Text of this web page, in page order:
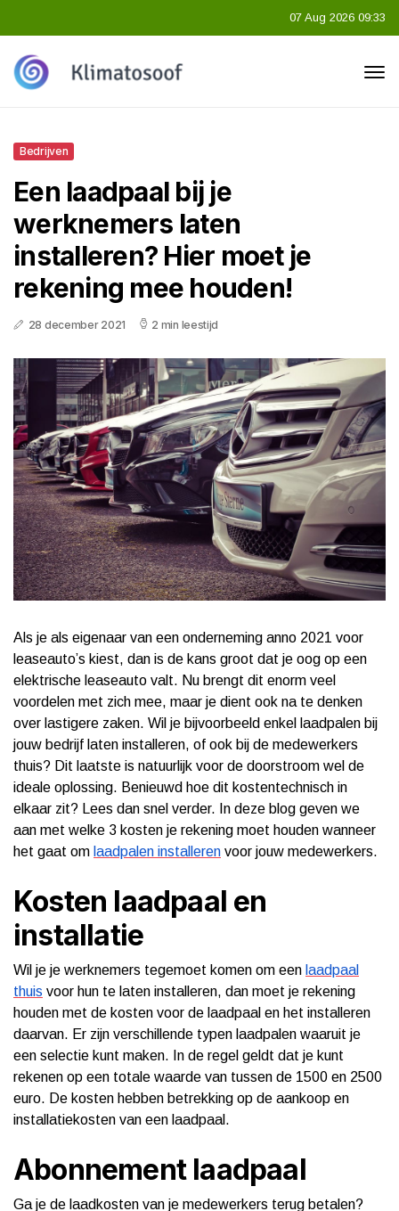
07 Aug 2026 09:33
Bedrijven
Een laadpaal bij je
werknemers laten
installeren? Hier moet je
rekening mee houden!
28 december 2021 2 min leestijd
Als je als eigenaar van een onderneming anno 2021 voor
leaseauto’s kiest, dan is de kans groot dat je oog op een
elektrische leaseauto valt. Nu brengt dit enorm veel
voordelen met zich mee, maar je dient ook na te denken
over lastigere zaken. Wil je bijvoorbeeld enkel laadpalen bij
jouw bedrijf laten installeren, of ook bij de medewerkers
thuis? Dit laatste is natuurlijk voor de doorstroom wel de
ideale oplossing. Benieuwd hoe dit kostentechnisch in
elkaar zit? Lees dan snel verder. In deze blog geven we
aan met welke 3 kosten je rekening moet houden wanneer
het gaat om laadpalen installeren voor jouw medewerkers.
Kosten laadpaal en
installatie
Wil je je werknemers tegemoet komen om een laadpaal
thuis voor hun te laten installeren, dan moet je rekening
houden met de kosten voor de laadpaal en het installeren
daarvan. Er zijn verschillende typen laadpalen waaruit je
een selectie kunt maken. In de regel geldt dat je kunt
rekenen op een totale waarde van tussen de 1500 en 2500
euro. De kosten hebben betrekking op de aankoop en
installatiekosten van een laadpaal.
Abonnement laadpaal
Ga je de laadkosten van je medewerkers terug betalen?